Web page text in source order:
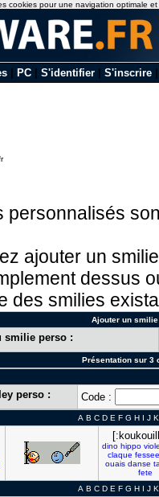
PC S'identifier S'inscrire
personnalisés
ajouter un
dessus
des smilies
Ajouter un
smilie perso :
Présentation sur 3
perso : Code :
A B C D E F G H I J K
dino hippo
claque fessee
ouais danse
fete
A B C D E F G H I J K
cookies pour une navigation optimale